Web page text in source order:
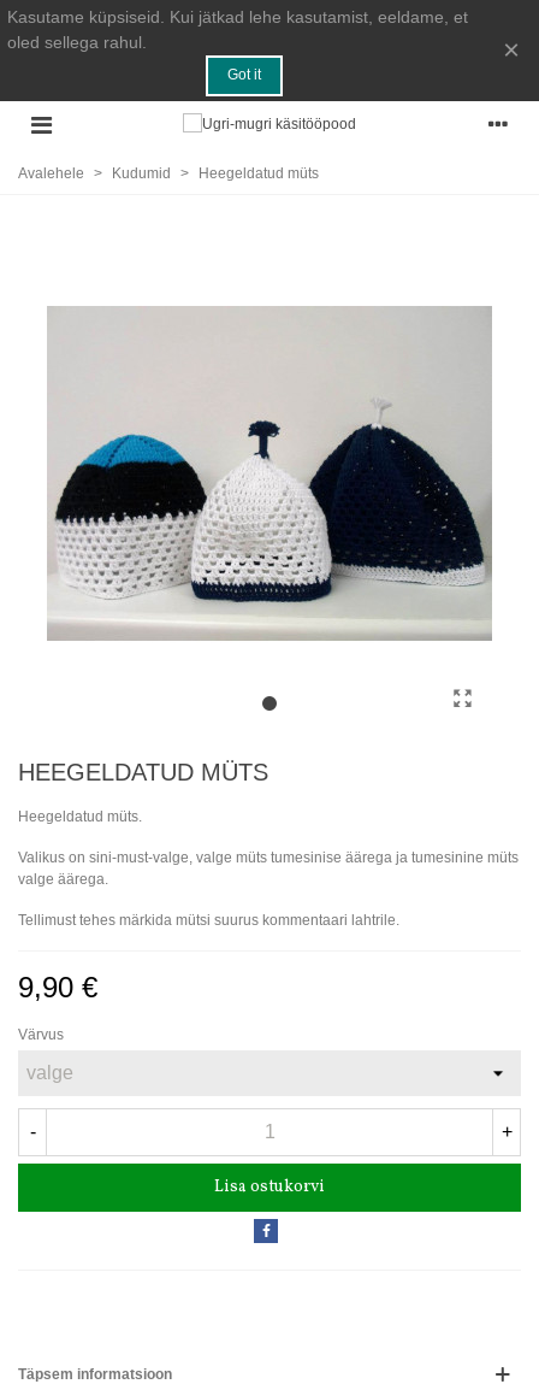
Kasutame küpsiseid. Kui jätkad lehe kasutamist, eeldame, et
oled sellega rahul.
Got it
×
Avalehele > Kudumid > Heegeldatud müts
HEEGELDATUD MÜTS
Heegeldatud müts.
Valikus on sini-must-valge, valge müts tumesinise äärega ja tumesinine müts
valge äärega.
Tellimust tehes märkida mütsi suurus kommentaari lahtrile.
9,90 €
Värvus
- +
Lisa ostukorvi
Täpsem informatsioon